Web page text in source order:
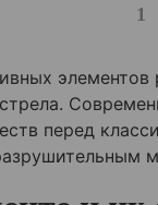
1
перед